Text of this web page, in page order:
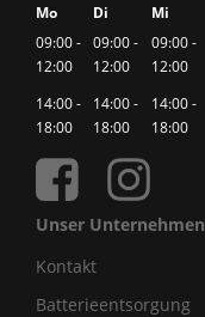
Mo Di Mi
09:00 -
12:00
09:00 -
12:00
09:00 -
12:00
14:00 -
18:00
14:00 -
18:00
14:00 -
18:00
Unser Unternehmen
Kontakt
Batterieentsorgung